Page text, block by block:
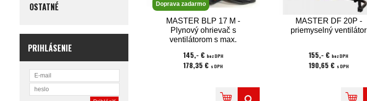
OSTATNÉ
PRIHLÁSENIE
Doprava zadarmo
MASTER BLP 17 M -
Plynový ohrievač s
ventilátorom s max.
regulácia výkonu
145,- € bez DPH
178,35 € s DPH
MASTER DF 20P -
priemyselný ventilátor
155,- €bez DPH
190,65 € s DPH